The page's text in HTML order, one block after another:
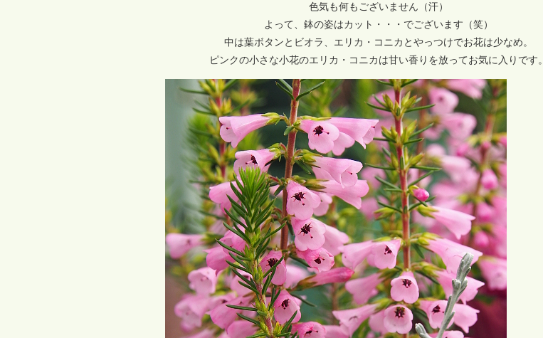
色気も何もございません（汗）
よって、鉢の姿はカット・・・でございます（笑）
中は葉ボタンとビオラ、エリカ・コニカとやっつけでお花は少なめ。
ピンクの小さな小花のエリカ・コニカは甘い香りを放ってお気に入りです。